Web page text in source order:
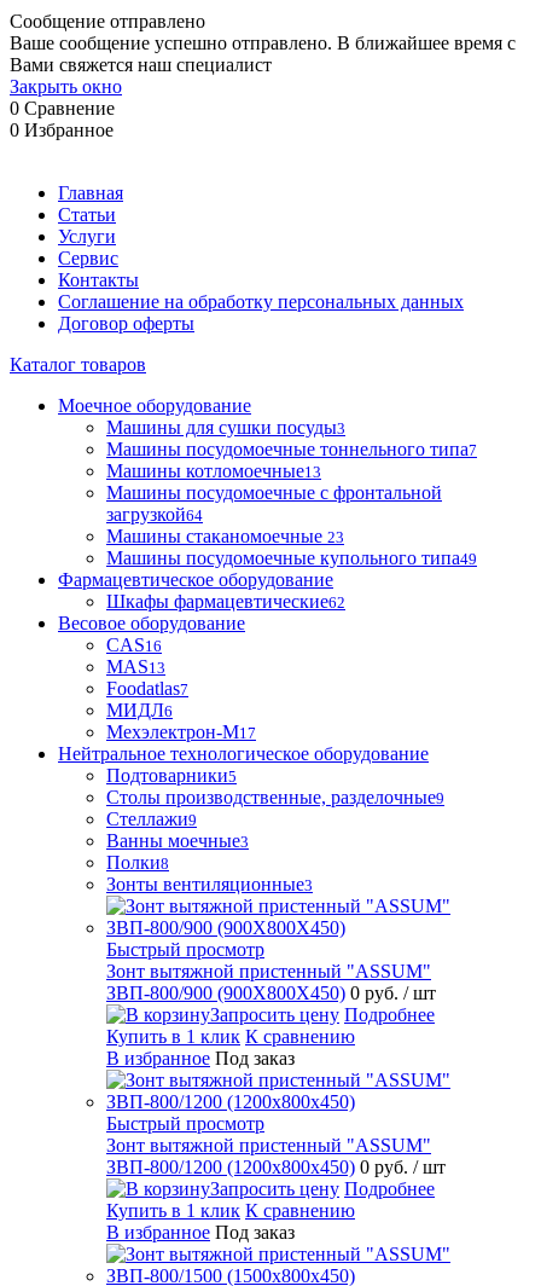
Сообщение отправлено
Ваше сообщение успешно отправлено. В ближайшее время с
Вами свяжется наш специалист
Закрыть окно
0 Сравнение
0 Избранное
Главная
Статьи
Услуги
Сервис
Контакты
Соглашение на обработку персональных данных
Договор оферты
Каталог товаров
Моечное оборудование
Машины для сушки посуды3
Машины посудомоечные тоннельного типа7
Машины котломоечные13
Машины посудомоечные с фронтальной
загрузкой64
Машины стаканомоечные 23
Машины посудомоечные купольного типа49
Фармацевтическое оборудование
Шкафы фармацевтические62
Весовое оборудование
CAS16
MAS13
Foodatlas7
МИДЛ6
Мехэлектрон-М17
Нейтральное технологическое оборудование
Подтоварники5
Столы производственные, разделочные9
Стеллажи9
Ванны моечные3
Полки8
Зонты вентиляционные3
Быстрый просмотр
Зонт вытяжной пристенный "ASSUM"
ЗВП-800/900 (900Х800Х450) 0 руб. / шт
Запросить цену Подробнее
Купить в 1 клик К сравнению
В избранное Под заказ
Быстрый просмотр
Зонт вытяжной пристенный "ASSUM"
ЗВП-800/1200 (1200х800х450) 0 руб. / шт
Запросить цену Подробнее
Купить в 1 клик К сравнению
В избранное Под заказ